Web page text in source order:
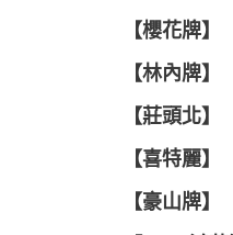
【櫻花牌】
【林內牌】
【莊頭北】
【喜特麗】
【豪山牌】